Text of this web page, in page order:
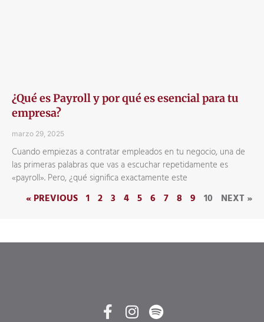
¿Qué es Payroll y por qué es esencial para tu
empresa?
marzo 29, 2025
Cuando empiezas a contratar empleados en tu negocio, una de
las primeras palabras que vas a escuchar repetidamente es
«payroll». Pero, ¿qué significa exactamente este
« PREVIOUS 1 2 3 4 5 6 7 8 9 10 NEXT »